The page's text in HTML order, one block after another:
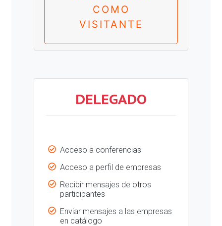
COMO
VISITANTE
DELEGADO
Acceso a conferencias
Acceso a perfil de empresas
Recibir mensajes de otros
participantes
Enviar mensajes a las empresas
en catálogo